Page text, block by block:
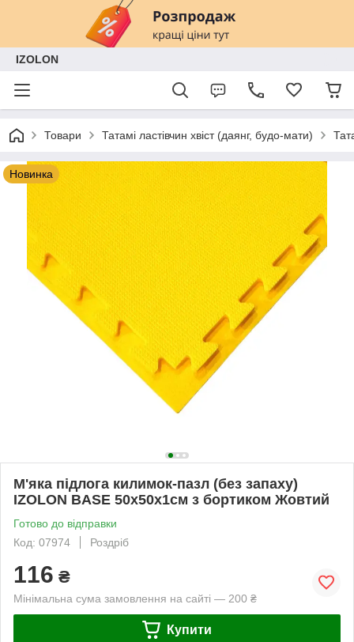
IZOLON
Товари Татамі ластівчин хвіст (даянг, будо-мати)
Новинка
М'яка підлога килимок-пазл (без запаху)
IZOLON BASE 50х50х1см з бортиком Жовтий
Готово до відправки
Код: 07974
Роздріб
116 ₴
Мінімальна сума замовлення на сайті — 200 ₴
Купити